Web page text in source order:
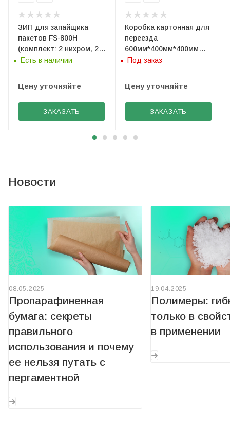
ЗИП для запайщика
пакетов FS-800H
(комплект: 2 нихром, 2
тефлон)
Есть в наличии
Цену уточняйте
ЗАКАЗАТЬ
Коробка картонная для
переезда
600мм*400мм*400мм
(Т-21)
Под заказ
Цену уточняйте
ЗАКАЗАТЬ
Новости
08.05.2025
Пропарафиненная
бумага: секреты
правильного
использования и почему
ее нельзя путать с
пергаментной
19.04.2025
Полимеры:
только в
в применении